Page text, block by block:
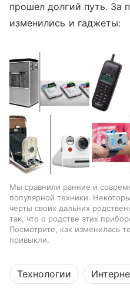
прошел долгий путь. За
изменились и гаджеты:
Мы сравнили ранние и
популярной техники.
черты своих дальних
так, что о родстве этих
Посмотрите, как изменилась
привыкли.
Технологии